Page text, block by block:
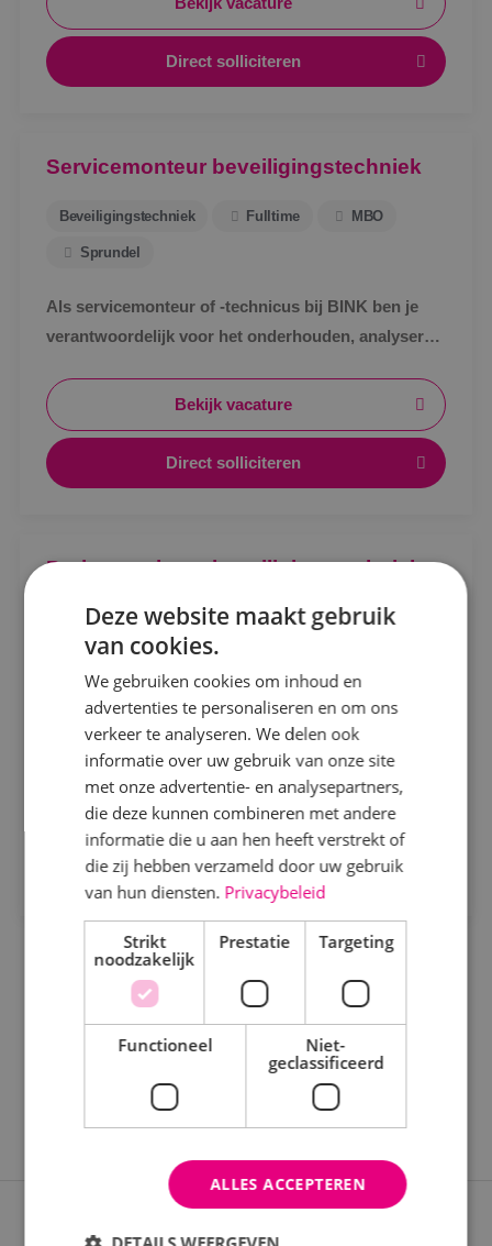
Kaatsheuvel
Sprundel
Specialisme
Beveiligingstechniek
Elektrotechniek
Energietechniek
Staf
Uren
Fulltime
Parttime
MBO
HBO
Direct solliciteren
Servicemonteur beveiligingstechniek
Beveiligingstechniek Fulltime MBO
Sprundel
Als servicemonteur of -technicus bij BINK ben je
verantwoordelijk voor het onderhouden, analyseren
beveiligingsinstallaties.Bekijk vacature
Direct solliciteren
Projectengineer beveiligingstechniek
Beveiligingstechniek Fulltime MBO
Sprundel
Ontwerpen, afstemmen en vooruitdenken. Als
projectengineer beveiligingstechniek maak jij het
verschil.
Bekijk vacature
Direct solliciteren
Deze website maakt gebruik
van cookies.
We gebruiken cookies om inhoud en
advertenties te personaliseren en om ons
verkeer te analyseren. We delen ook
informatie over uw gebruik van onze site
met onze advertentie- en analysepartners,
die deze kunnen combineren met andere
informatie die u aan hen heeft verstrekt of
die zij hebben verzameld door uw gebruik
van hun diensten. Privacybeleid
Strikt
noodzakelijk
Prestatie Targeting
Functioneel
Niet-
geclassificeerd
ALLES ACCEPTEREN